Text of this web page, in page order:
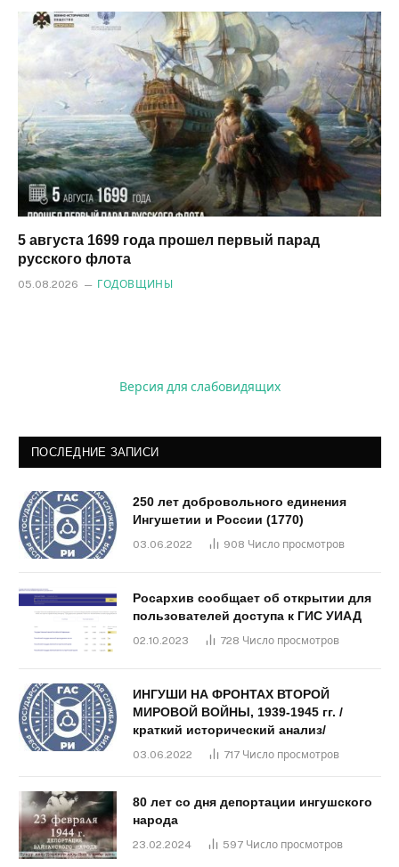
5 августа 1699 года прошел первый парад
русского флота
05.08.2026 ГОДОВЩИНЫ
Версия для слабовидящих
ПОСЛЕДНИЕ ЗАПИСИ
250 лет добровольного единения
Ингушетии и России (1770)
03.06.2022 908 Число просмотров
Росархив сообщает об открытии для
пользователей доступа к ГИС УИАД
02.10.2023 728 Число просмотров
ИНГУШИ НА ФРОНТАХ ВТОРОЙ
МИРОВОЙ ВОЙНЫ, 1939-1945 гг. /
краткий исторический анализ/
03.06.2022 717 Число просмотров
80 лет со дня депортации ингушского
народа
23.02.2024 597 Число просмотров